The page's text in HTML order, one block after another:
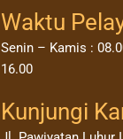
Waktu
Senin – Kamis :
16.00
Kunjungi